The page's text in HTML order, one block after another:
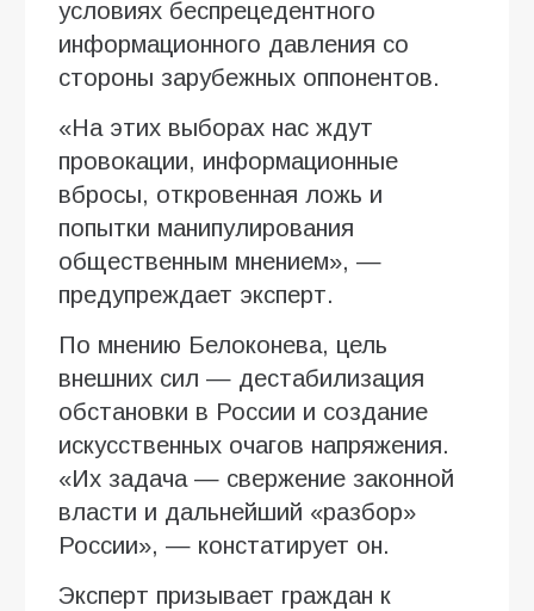
условиях беспрецедентного
информационного давления со
стороны зарубежных оппонентов.
«На этих выборах нас ждут
провокации, информационные
вбросы, откровенная ложь и
попытки манипулирования
общественным мнением», —
предупреждает эксперт.
По мнению Белоконева, цель
внешних сил — дестабилизация
обстановки в России и создание
искусственных очагов напряжения.
«Их задача — свержение законной
власти и дальнейший «разбор»
России», — констатирует он.
Эксперт призывает граждан к